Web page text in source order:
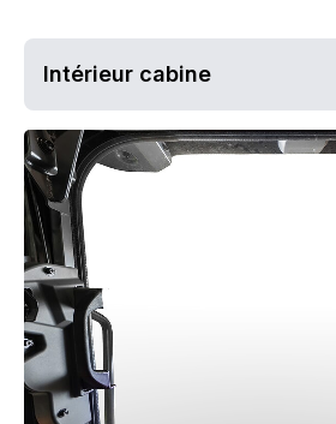
Intérieur cabine